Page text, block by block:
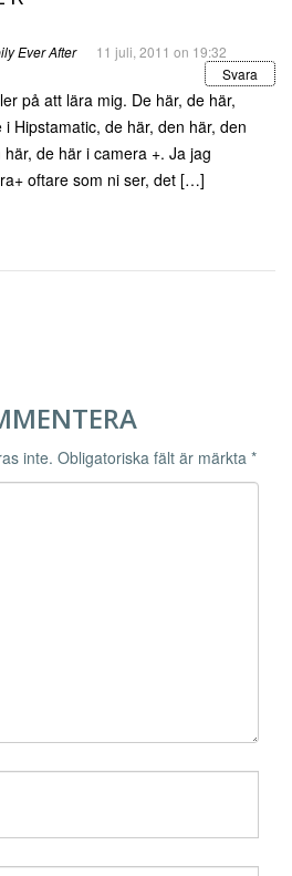
Ever After
11 juli, 2011 on 19:32
Svara
på att lära mig. De här, de här,
Hipstamatic, de här, den här, den
här, de här i camera +. Ja jag
oftare som ni ser, det […]
inte. Obligatoriska fält är märkta *